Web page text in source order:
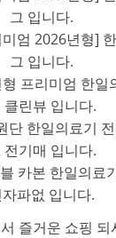
그 입니다.
엄 2026년형]
그 입니다.
프리미엄 한일
클린뷰 입니다.
단 한일의료기
전기매 입니다.
카본 한일의료
파없 입니다.
즐거운 쇼핑 되